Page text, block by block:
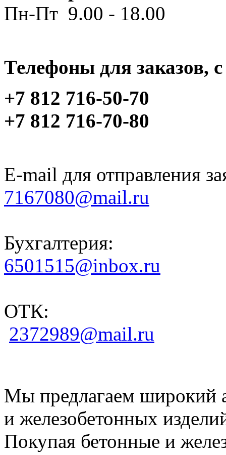
Пн-Пт 9.00 - 18.00
Телефоны для заказов,
+7 812 716-50-70
+7 812 716-70-80
E-mail для отправления
7167080@mail.ru
Бухгалтерия:
6501515@inbox.ru
ОТК:
2372989@mail.ru
Мы предлагаем широкий
и железобетонных
Покупая бетонные и